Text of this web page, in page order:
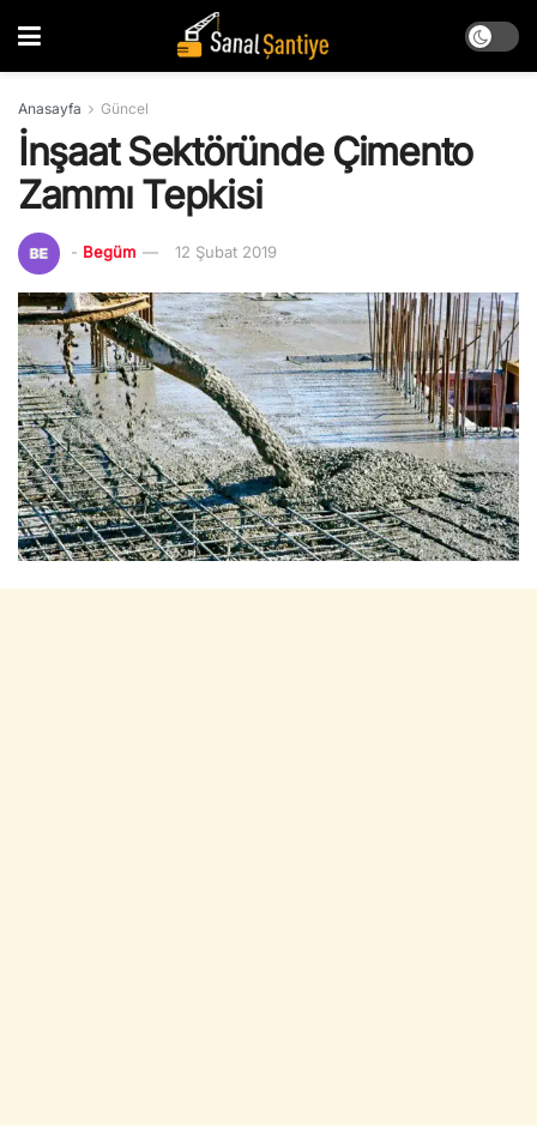
Anasayfa Güncel
İnşaat Sektöründe Çimento
Zammı Tepkisi
- Begüm 12 Şubat 2019